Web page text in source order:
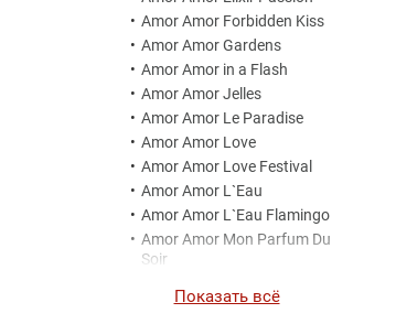
• Amor Amor Forbidden Kiss
• Amor Amor Gardens
• Amor Amor in a Flash
• Amor Amor Jelles
• Amor Amor Le Paradise
• Amor Amor Love
• Amor Amor Love Festival
• Amor Amor L`Eau
• Amor Amor L`Eau Flamingo
• Amor Amor Mon Parfum Du
Soir
Amor Amor Summer 2011
Показать всё